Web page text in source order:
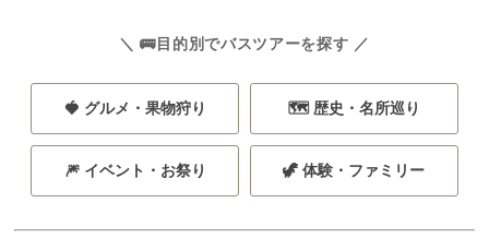
＼ 🚌目的別でバスツアーを探す ／
🍓 グルメ・果物狩り 🗺️ 歴史・名所巡り
🎆 イベント・お祭り 🦖 体験・ファミリー